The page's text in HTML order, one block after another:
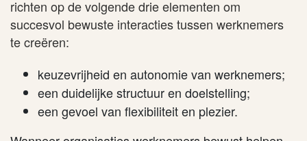
richten op de volgende drie elementen om
succesvol bewuste interacties tussen werknemers
te creëren:
keuzevrijheid en autonomie van werknemers;
een duidelijke structuur en doelstelling;
een gevoel van flexibiliteit en plezier.